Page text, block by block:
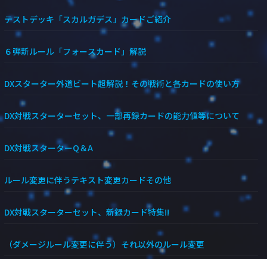
テストデッキ「スカルガデス」カードご紹介
６弾新ルール「フォースカード」解説
DXスターター外道ビート超解説！その戦術と各カードの使い方
DX対戦スターターセット、一部再録カードの能力値等について
DX対戦スターターQ＆A
ルール変更に伴うテキスト変更カードその他
DX対戦スターターセット、新録カード特集!!
（ダメージルール変更に伴う）それ以外のルール変更